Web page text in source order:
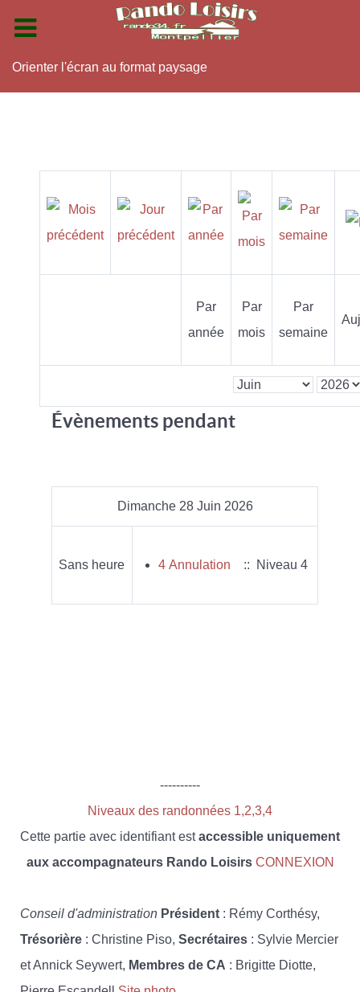
Orienter l'écran au format paysage
Par
année
Par
mois
Par
semaine
Évènements pendant
Dimanche 28 Juin 2026
Sans heure 4 Annulation :: Niveau 4
----------
Niveaux des randonnées 1,2,3,4
Cette partie avec identifiant estaccessible uniquement
aux accompagnateurs Rando Loisirs CONNEXION
Conseil d'administration Président : Rémy Corthésy,
Trésorière : Christine Piso, Secrétaires : Sylvie Mercier
et Annick Seywert, Membres de CA : Brigitte Diotte,